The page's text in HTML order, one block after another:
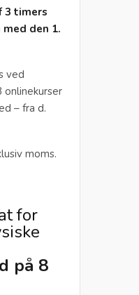
3 timers
den 1.
ved
onlinekurser
– fra d.
moms.
for
på 8